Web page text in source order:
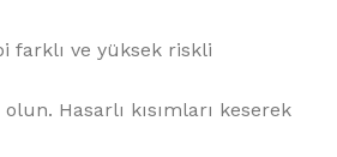
farklı ve yüksek riskli
Hasarlı kısımları keserek